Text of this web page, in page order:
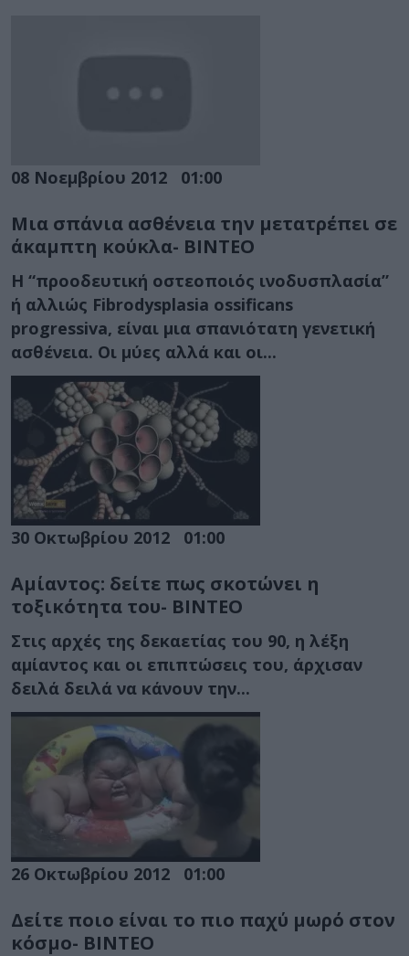
08 Νοεμβρίου 2012 01:00
Μια σπάνια ασθένεια την μετατρέπει σε
άκαμπτη κούκλα- ΒΙΝΤΕΟ
Η “προοδευτική οστεοποιός ινοδυσπλασία”
ή αλλιώς Fibrodysplasia ossificans
progressiva, είναι μια σπανιότατη γενετική
ασθένεια. Οι μύες αλλά και οι...
30 Οκτωβρίου 2012 01:00
Αμίαντος: δείτε πως σκοτώνει η
τοξικότητα του- ΒΙΝΤΕΟ
Στις αρχές της δεκαετίας του 90, η λέξη
αμίαντος και οι επιπτώσεις του, άρχισαν
δειλά δειλά να κάνουν την...
26 Οκτωβρίου 2012 01:00
Δείτε ποιο είναι το πιο παχύ μωρό στον
κόσμο- ΒΙΝΤΕΟ